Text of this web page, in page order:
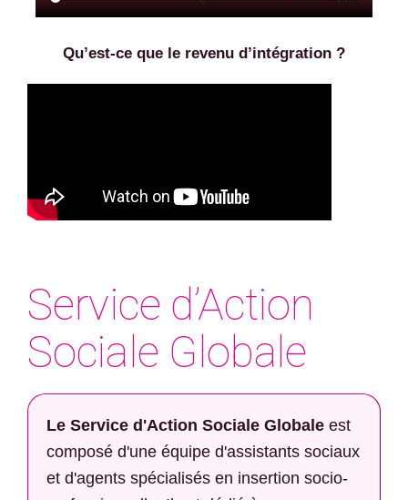
Qu’est-ce que le revenu d’intégration ?
Service d’Action
Sociale Globale
Le Service d'Action Sociale Globale est
composé d'une équipe d'assistants sociaux
et d'agents spécialisés en insertion socio-